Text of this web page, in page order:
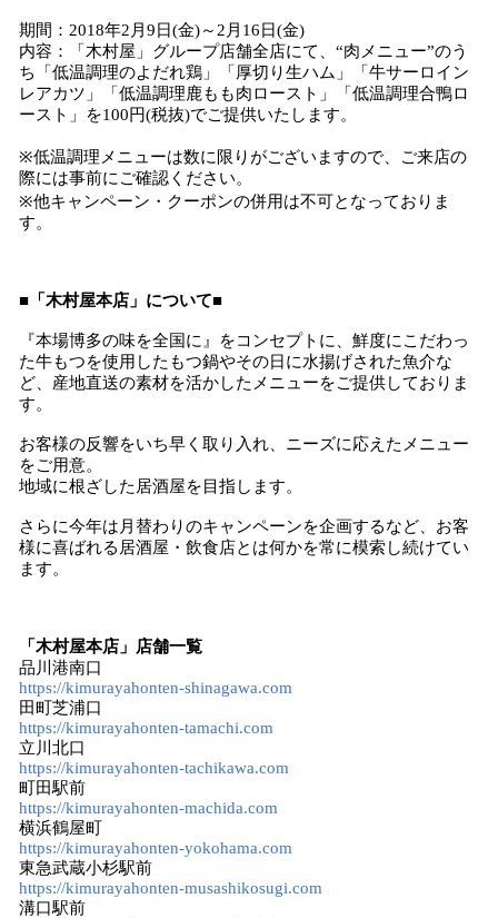
期間：2018年2月9日(金)～2月16日(金)
内容：「木村屋」グループ店舗全店にて、“肉メニュー”のう
ち「低温調理のよだれ鶏」「厚切り生ハム」「牛サーロイン
レアカツ」「低温調理鹿もも肉ロースト」「低温調理合鴨ロ
ースト」を100円(税抜)でご提供いたします。
※低温調理メニューは数に限りがございますので、ご来店の
際には事前にご確認ください。
※他キャンペーン・クーポンの併用は不可となっておりま
す。
■「木村屋本店」について■
『本場博多の味を全国に』をコンセプトに、鮮度にこだわっ
た牛もつを使用したもつ鍋やその日に水揚げされた魚介な
ど、産地直送の素材を活かしたメニューをご提供しておりま
す。
お客様の反響をいち早く取り入れ、ニーズに応えたメニュー
をご用意。
地域に根ざした居酒屋を目指します。
さらに今年は月替わりのキャンペーンを企画するなど、お客
様に喜ばれる居酒屋・飲食店とは何かを常に模索し続けてい
ます。
「木村屋本店」店舗一覧
品川港南口
https://kimurayahonten-shinagawa.com
田町芝浦口
https://kimurayahonten-tamachi.com
立川北口
https://kimurayahonten-tachikawa.com
町田駅前
https://kimurayahonten-machida.com
横浜鶴屋町
https://kimurayahonten-yokohama.com
東急武蔵小杉駅前
https://kimurayahonten-musashikosugi.com
溝口駅前